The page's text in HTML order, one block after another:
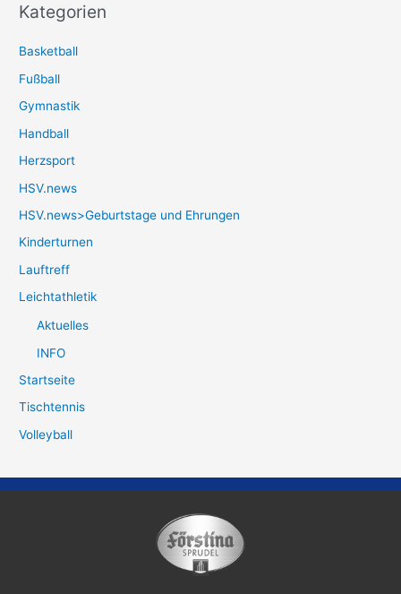
Kategorien
Basketball
Fußball
Gymnastik
Handball
Herzsport
HSV.news
HSV.news>Geburtstage und Ehrungen
Kinderturnen
Lauftreff
Leichtathletik
Aktuelles
INFO
Startseite
Tischtennis
Volleyball